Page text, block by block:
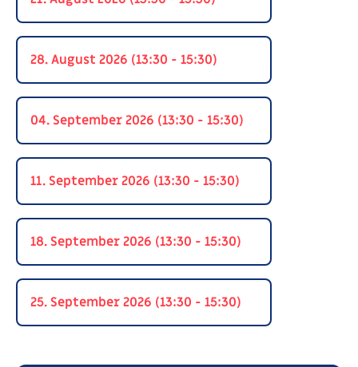
28. August 2026 (13:30 - 15:30)
04. September 2026 (13:30 - 15:30)
11. September 2026 (13:30 - 15:30)
18. September 2026 (13:30 - 15:30)
25. September 2026 (13:30 - 15:30)